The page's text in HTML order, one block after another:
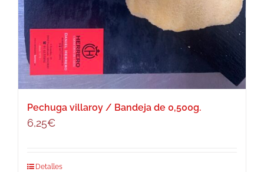
Pechuga villaroy / Bandeja de 0,500g.
6,25€
Detalles